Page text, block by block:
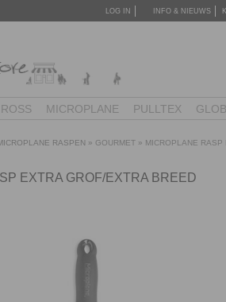
LOG IN INFO & NIEUWS
MICROPLANE PULLTEX
RASPEN » GOURMET » MICROPLANE RASP
EXTRA GROF/EXTRA BREED